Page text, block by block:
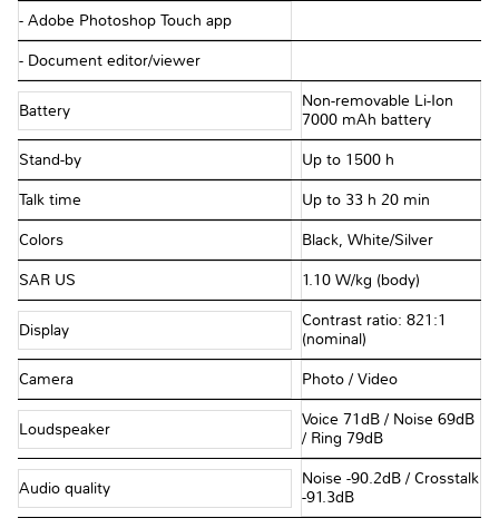
- Adobe Photoshop Touch app
- Document editor/viewer
Battery
Non-removable Li-Ion
7000 mAh battery
Stand-by Up to 1500 h
Talk time Up to 33 h 20 min
Colors Black, White/Silver
SAR US 1.10 W/kg (body)
Display
Contrast ratio: 821:1
(nominal)
Camera Photo / Video
Loudspeaker
Voice 71dB / Noise 69dB
/ Ring 79dB
Audio quality
Noise -90.2dB / Crosstalk
-91.3dB